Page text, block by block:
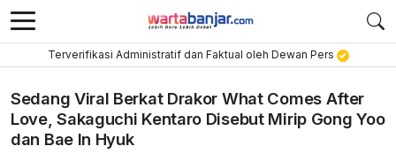
Terverifikasi Administratif dan Faktual oleh Dewan Pers
Sedang Viral Berkat Drakor What Comes After
Love, Sakaguchi Kentaro Disebut Mirip Gong Yoo
dan Bae In Hyuk